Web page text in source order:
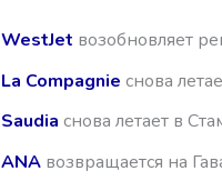
WestJet возобновляет
La Compagnie снова
Saudia снова летает в
ANA возвращается на